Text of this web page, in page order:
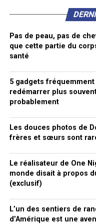
Pas de peau, pas de
que cette partie du
santé
5 gadgets
redémarrer plus
probablement
Les douces photos de
frères et sœurs sont
Le réalisateur de One
monde disait à propos
(exclusif)
L’un des sentiers de
d’Amérique est une